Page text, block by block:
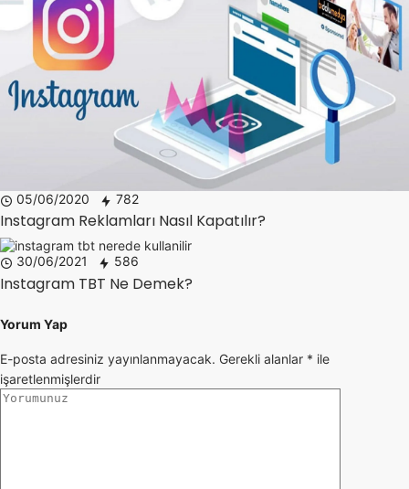
05/06/2020 782
Instagram Reklamları Nasıl Kapatılır?
30/06/2021 586
Instagram TBT Ne Demek?
Yorum Yap
E-posta adresiniz yayınlanmayacak. Gerekli alanlar * ile
işaretlenmişlerdir